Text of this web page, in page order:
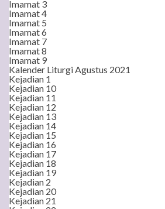
Imamat 3
Imamat 4
Imamat 5
Imamat 6
Imamat 7
Imamat 8
Imamat 9
Kalender Liturgi Agustus 2021
Kejadian 1
Kejadian 10
Kejadian 11
Kejadian 12
Kejadian 13
Kejadian 14
Kejadian 15
Kejadian 16
Kejadian 17
Kejadian 18
Kejadian 19
Kejadian 2
Kejadian 20
Kejadian 21